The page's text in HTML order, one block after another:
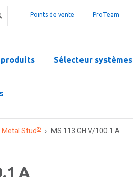
Points de vente ProTeam
produits Sélecteur systèmes
Metal Stud® › MS 113 GH V/100.1 A
A